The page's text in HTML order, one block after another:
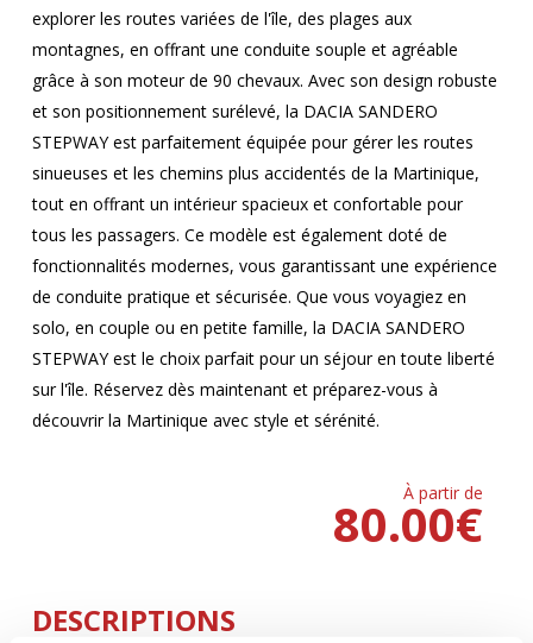
explorer les routes variées de l'île, des plages aux
montagnes, en offrant une conduite souple et agréable
grâce à son moteur de 90 chevaux. Avec son design robuste
et son positionnement surélevé, la DACIA SANDERO
STEPWAY est parfaitement équipée pour gérer les routes
sinueuses et les chemins plus accidentés de la Martinique,
tout en offrant un intérieur spacieux et confortable pour
tous les passagers. Ce modèle est également doté de
fonctionnalités modernes, vous garantissant une expérience
de conduite pratique et sécurisée. Que vous voyagiez en
solo, en couple ou en petite famille, la DACIA SANDERO
STEPWAY est le choix parfait pour un séjour en toute liberté
sur l'île. Réservez dès maintenant et préparez-vous à
découvrir la Martinique avec style et sérénité.
À partir de
€
80.00
DESCRIPTIONS